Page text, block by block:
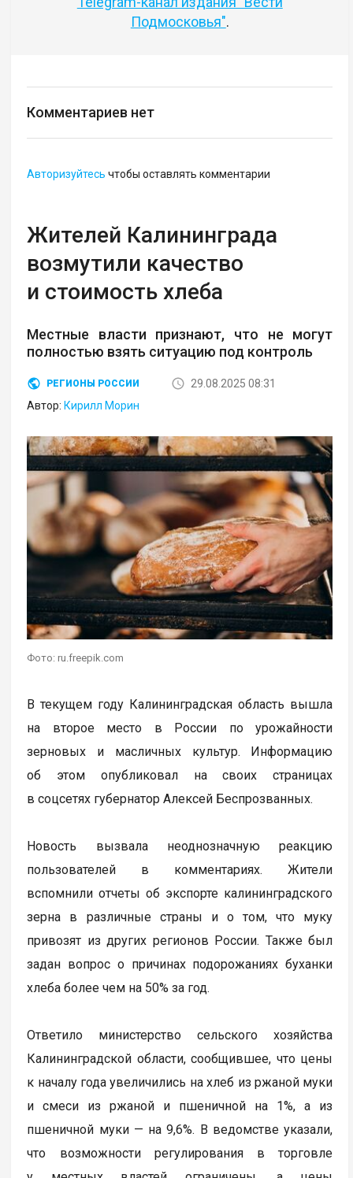
Подмосковья".
Комментариев нет
Авторизуйтесь чтобы оставлять комментарии
Жителей Калининграда
возмутили качество
и стоимость хлеба
Местные власти признают, что не могут
полностью взять ситуацию под контроль
РЕГИОНЫ РОССИИ
29.08.2025 08:31
Автор: Кирилл Морин
Фото: ru.freepik.com
В текущем году Калининградская область вышла
на второе место в России по урожайности
зерновых и масличных культур. Информацию
об этом опубликовал на своих страницах
в соцсетях губернатор Алексей Беспрозванных.
Новость вызвала неоднозначную реакцию
пользователей в комментариях. Жители
вспомнили отчеты об экспорте калининградского
зерна в различные страны и о том, что муку
привозят из других регионов России. Также был
задан вопрос о причинах подорожаниях буханки
хлеба более чем на 50% за год.
Ответило министерство сельского хозяйства
Калининградской области, сообщившее, что цены
к началу года увеличились на хлеб из ржаной муки
и смеси из ржаной и пшеничной на 1%, а из
пшеничной муки — на 9,6%. В ведомстве указали,
что возможности регулирования в торговле